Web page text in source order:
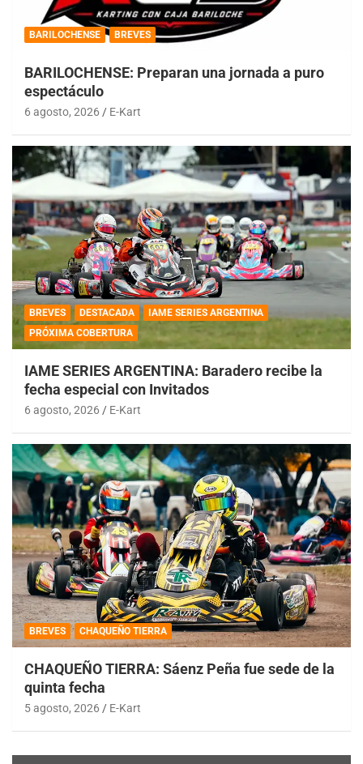
BARILOCHENSE BREVES
BARILOCHENSE: Preparan una jornada a puro
espectáculo
6 agosto, 2026 E-Kart
BREVES DESTACADA
IAME SERIES ARGENTINA
PRÓXIMA COBERTURA
IAME SERIES ARGENTINA: Baradero recibe la
fecha especial con Invitados
6 agosto, 2026 E-Kart
BREVES CHAQUEÑO TIERRA
CHAQUEÑO TIERRA: Sáenz Peña fue sede de la
quinta fecha
5 agosto, 2026 E-Kart